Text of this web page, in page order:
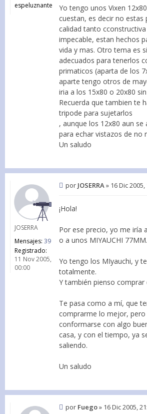
espeluznante
Yo tengo unos Vixen
cuestan, es decir no estas
calidad tanto
impecable, estan hechos
vida y mas. Otro tema es
adecuados para tenerlos
primaticos (aparta de los
aparte tengo otros de
iria a los 15x80 o 20x80
Recuerda que tambien te
tripode para sujetarlos
, aunque los 12x80 aun
para echar vistazos de no
Un saludo
JOSERRA
Mensajes: 39
Registrado:
11 Nov 2005,
00:00
por JOSERRA » 16 Dic 2005,
¡Hola!
Por ese precio, yo me iría
o a unos MIYAUCHI 77MM.
Yo tengo los MIyauchi, y
totalmente.
Y también pienso comprar
Te pasa como a mí, que
comprarme lo mejor,
conformarse con algo
casa, y con el tiempo, ya
saliendo.
Un saludo
por Fuego» 16 Dic 2005,